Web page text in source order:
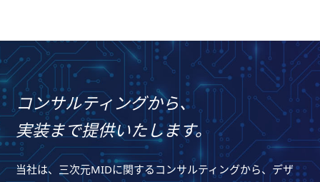
コンサルティングから、
実装まで提供いたします。
当社は、三次元MIDに関するコンサルティングから、デザ